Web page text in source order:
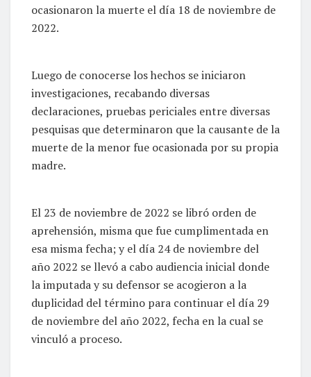
ocasionaron la muerte el día 18 de noviembre de
2022.
Luego de conocerse los hechos se iniciaron
investigaciones, recabando diversas
declaraciones, pruebas periciales entre diversas
pesquisas que determinaron que la causante de la
muerte de la menor fue ocasionada por su propia
madre.
El 23 de noviembre de 2022 se libró orden de
aprehensión, misma que fue cumplimentada en
esa misma fecha; y el día 24 de noviembre del
año 2022 se llevó a cabo audiencia inicial donde
la imputada y su defensor se acogieron a la
duplicidad del término para continuar el día 29
de noviembre del año 2022, fecha en la cual se
vinculó a proceso.